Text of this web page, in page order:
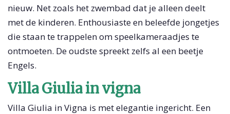
nieuw. Net zoals het zwembad dat je alleen deelt
met de kinderen. Enthousiaste en beleefde jongetjes
die staan te trappelen om speelkameraadjes te
ontmoeten. De oudste spreekt zelfs al een beetje
Engels.
Villa Giulia in vigna
Villa Giulia in Vigna is met elegantie ingericht. Een